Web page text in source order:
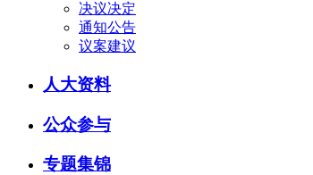
决议决定
通知公告
议案建议
人大资料
公众参与
专题集锦